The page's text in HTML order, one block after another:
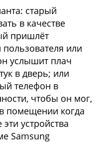
старый
в качестве
пришлёт
или
услышит плач
в дверь; или
телефон в
чтобы он мог,
помещении когда
устройства
Samsung